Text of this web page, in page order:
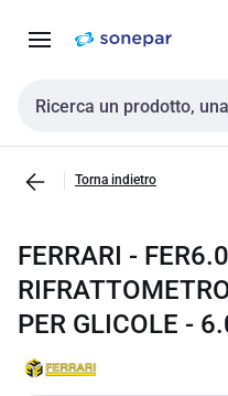
navigazione alla
Cerca input
Torna indietro
FERRARI -
PER GLICOLE -